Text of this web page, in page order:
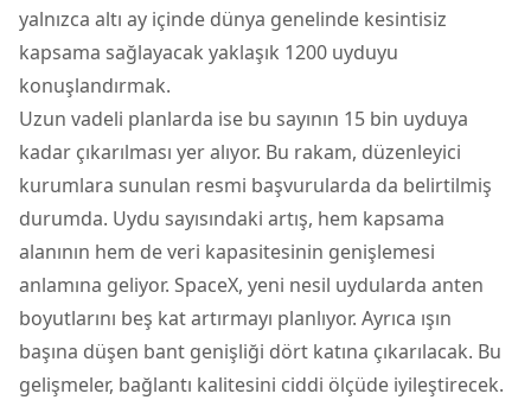
yalnızca altı ay içinde dünya genelinde kesintisiz
kapsama sağlayacak yaklaşık 1200 uyduyu
konuşlandırmak.
Uzun vadeli planlarda ise bu sayının 15 bin uyduya
kadar çıkarılması yer alıyor. Bu rakam, düzenleyici
kurumlara sunulan resmi başvurularda da belirtilmiş
durumda. Uydu sayısındaki artış, hem kapsama
alanının hem de veri kapasitesinin genişlemesi
anlamına geliyor. SpaceX, yeni nesil uydularda anten
boyutlarını beş kat artırmayı planlıyor. Ayrıca ışın
başına düşen bant genişliği dört katına çıkarılacak. Bu
gelişmeler, bağlantı kalitesini ciddi ölçüde iyileştirecek.